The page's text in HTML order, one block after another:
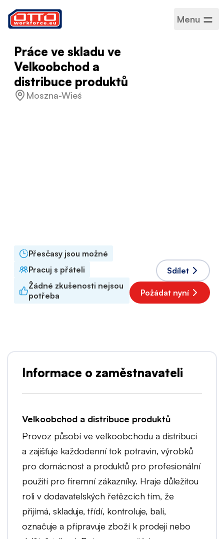
Menu
Práce ve skladu ve
Velkoobchod a
distribuce produktů
Moszna-Wieś
Přesčasy jsou možné
Pracuj s přáteli
Žádné zkušenosti nejsou
potřeba
Sdílet
Požádat nyní
Informace o zaměstnavateli
Velkoobchod a distribuce produktů
Provoz působí ve velkoobchodu a distribuci
a zajišťuje každodenní tok potravin, výrobků
pro domácnost a produktů pro profesionální
použití pro firemní zákazníky. Hraje důležitou
roli v dodavatelských řetězcích tím, že
přijímá, skladuje, třídí, kontroluje, balí,
označuje a připravuje zboží k prodeji nebo